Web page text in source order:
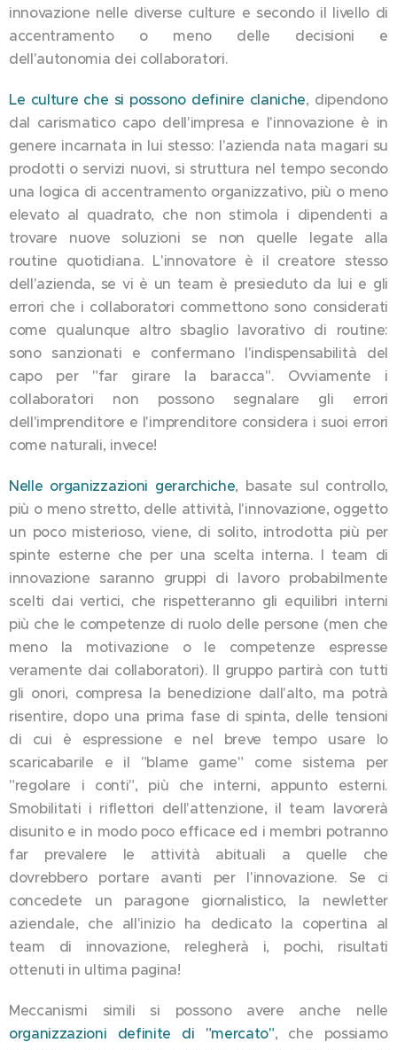
innovazione nelle diverse culture e secondo il livello di
accentramento o meno delle decisioni e
dell'autonomia dei collaboratori.
Le culture che si possono definire claniche, dipendono
dal carismatico capo dell'impresa e l'innovazione è in
genere incarnata in lui stesso: l'azienda nata magari su
prodotti o servizi nuovi, si struttura nel tempo secondo
una logica di accentramento organizzativo, più o meno
elevato al quadrato, che non stimola i dipendenti a
trovare nuove soluzioni se non quelle legate alla
routine quotidiana. L'innovatore è il creatore stesso
dell'azienda, se vi è un team è presieduto da lui e gli
errori che i collaboratori commettono sono considerati
come qualunque altro sbaglio lavorativo di routine:
sono sanzionati e confermano l'indispensabilità del
capo per "far girare la baracca". Ovviamente i
collaboratori non possono segnalare gli errori
dell'imprenditore e l'imprenditore considera i suoi errori
come naturali, invece!
Nelle organizzazioni gerarchiche, basate sul controllo,
più o meno stretto, delle attività, l'innovazione, oggetto
un poco misterioso, viene, di solito, introdotta più per
spinte esterne che per una scelta interna. I team di
innovazione saranno gruppi di lavoro probabilmente
scelti dai vertici, che rispetteranno gli equilibri interni
più che le competenze di ruolo delle persone (men che
meno la motivazione o le competenze espresse
veramente dai collaboratori). Il gruppo partirà con tutti
gli onori, compresa la benedizione dall'alto, ma potrà
risentire, dopo una prima fase di spinta, delle tensioni
di cui è espressione e nel breve tempo usare lo
scaricabarile e il "blame game" come sistema per
"regolare i conti", più che interni, appunto esterni.
Smobilitati i riflettori dell'attenzione, il team lavorerà
disunito e in modo poco efficace ed i membri potranno
far prevalere le attività abituali a quelle che
dovrebbero portare avanti per l'innovazione. Se ci
concedete un paragone giornalistico, la newletter
aziendale, che all'inizio ha dedicato la copertina al
team di innovazione, relegherà i, pochi, risultati
ottenuti in ultima pagina!
Meccanismi simili si possono avere anche nelle
organizzazioni definite di "mercato", che possiamo